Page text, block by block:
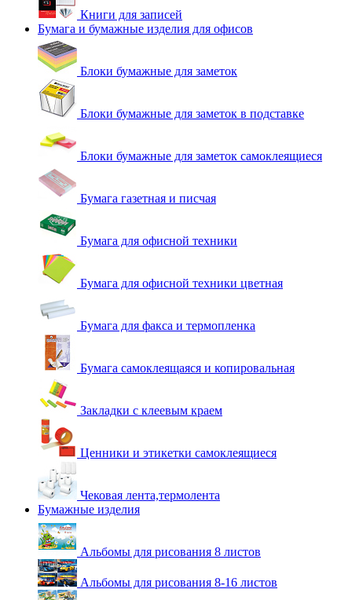
Книги для записей
Бумага и бумажные изделия для офисов
Блоки бумажные для заметок
Блоки бумажные для заметок в подставке
Блоки бумажные для заметок самоклеящиеся
Бумага газетная и писчая
Бумага для офисной техники
Бумага для офисной техники цветная
Бумага для факса и термопленка
Бумага самоклеящаяся и копировальная
Закладки с клеевым краем
Ценники и этикетки самоклеящиеся
Чековая лента,термолента
Бумажные изделия
Альбомы для рисования 8 листов
Альбомы для рисования 8-16 листов